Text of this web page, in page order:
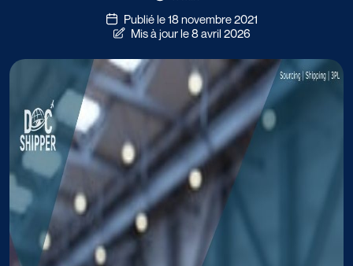
Publié le 18 novembre 2021
Mis à jour le 8 avril 2026